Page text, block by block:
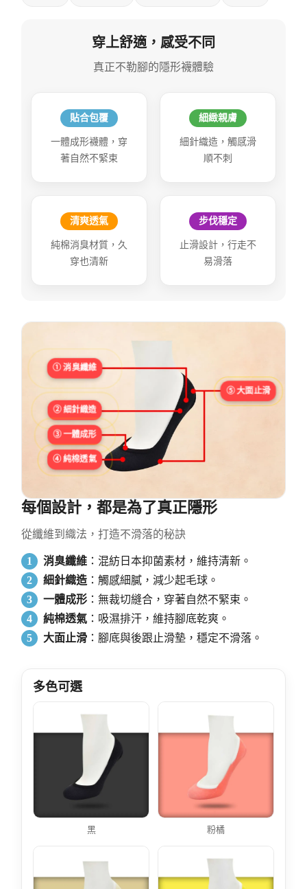
穿上舒適，感受不同
真正不勒腳的隱形襪體驗
貼合包覆
一體成形襪體，穿
著自然不緊束
細緻親膚
細針織造，觸感滑
順不刺
清爽透氣
純棉消臭材質，久
穿也清新
步伐穩定
止滑設計，行走不
易滑落
① 消臭纖維
② 細針織造
③ 一體成形
④ 純棉透氣
⑤ 大面止滑
每個設計，都是為了真正隱形
從纖維到織法，打造不滑落的秘訣
1 消臭纖維 ：混紡日本抑菌素材，維持清新。
2
細針織造 ：觸感細膩，減少起毛球。
3
一體成形 ：無裁切縫合，穿著自然不緊束。
4
純棉透氣 ：吸濕排汗，維持腳底乾爽。
5
大面止滑 ：腳底與後跟止滑墊，穩定不滑落。
多色可選
黑 粉橘